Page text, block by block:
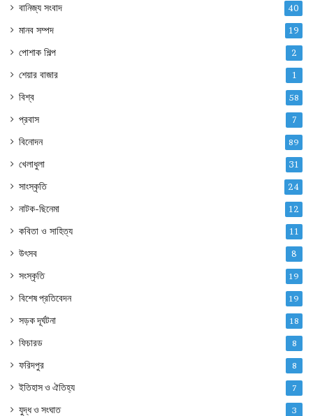
বানিজ্য সংবাদ 40
মানব সম্পদ 19
পোশাক শিল্প 2
শেয়ার বাজার 1
বিশ্ব 58
প্রবাস 7
বিনোদন 89
খেলাধুলা 31
সাংস্কৃতি 24
নাটক-ছিনেমা 12
কবিতা ও সাহিত্য 11
উৎসব 8
সংস্কৃতি 19
বিশেষ প্রতিবেদন 19
সড়ক দূর্ঘটনা 18
ফিচারড 8
ফরিদপুর 8
ইতিহাস ও ঐতিহ্য 7
যুদ্ধ ও সংঘাত 3